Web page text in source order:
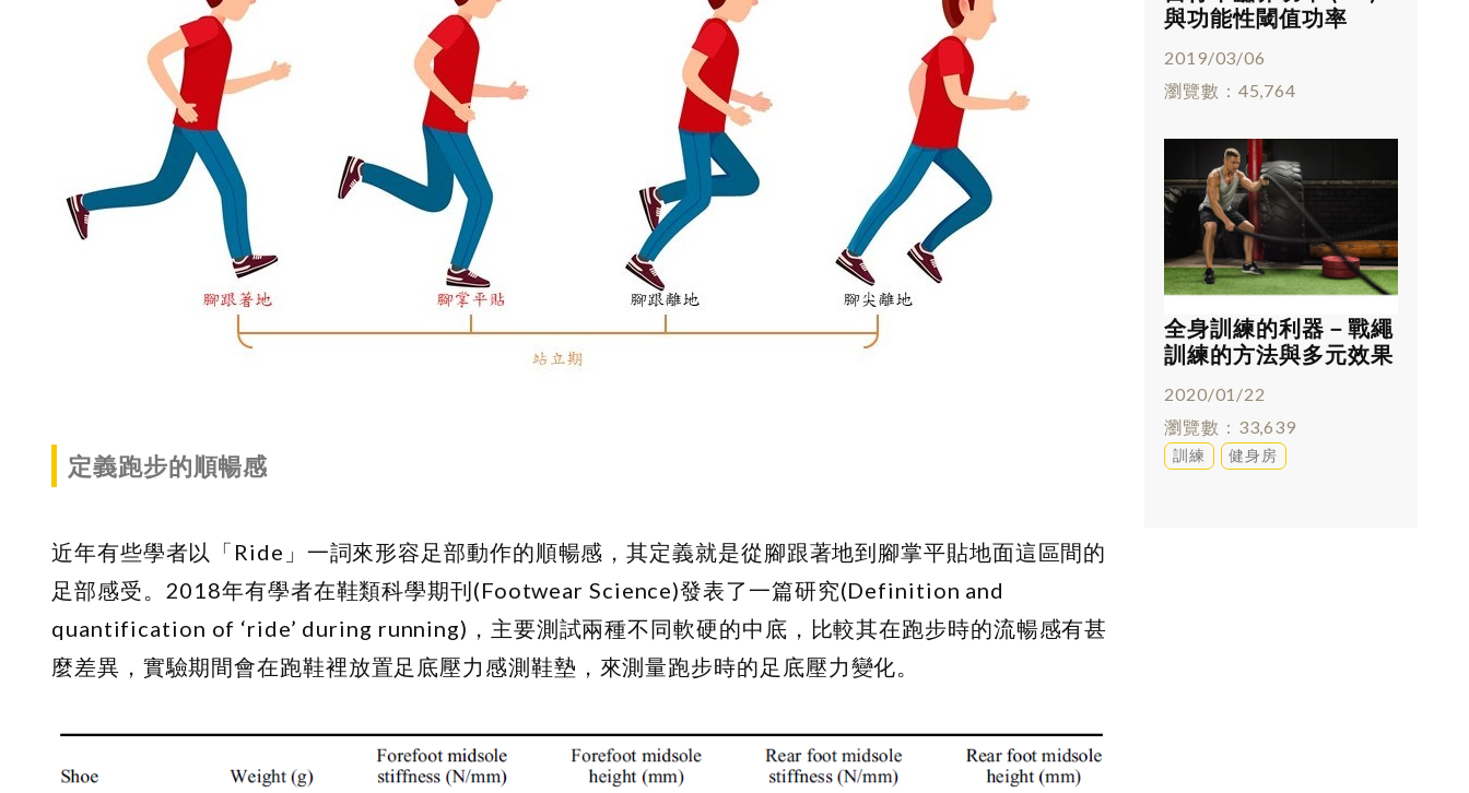
定義跑步的順暢感
近年有些學者以「Ride」一詞來形容足部動作的順暢感，其定義就是從腳跟著地到腳掌平貼地面這區間的
足部感受。2018年有學者在鞋類科學期刊(Footwear Science)發表了一篇研究(Definition and
quantification of ‘ride’ during running)，主要測試兩種不同軟硬的中底，比較其在跑步時的流暢感有甚
麼差異，實驗期間會在跑鞋裡放置足底壓力感測鞋墊，來測量跑步時的足底壓力變化。
與功能性閾值功率
2019/03/06
瀏覽數
45,764
全身訓練的利器－戰繩
訓練的方法與多元效果
2020/01/22
瀏覽數
33,639
訓練 健身房